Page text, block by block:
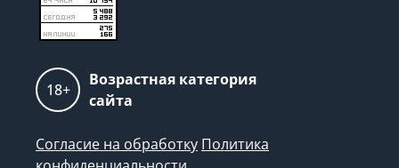
18+
Возрастная категория
сайта
Согласие на обработку Политика